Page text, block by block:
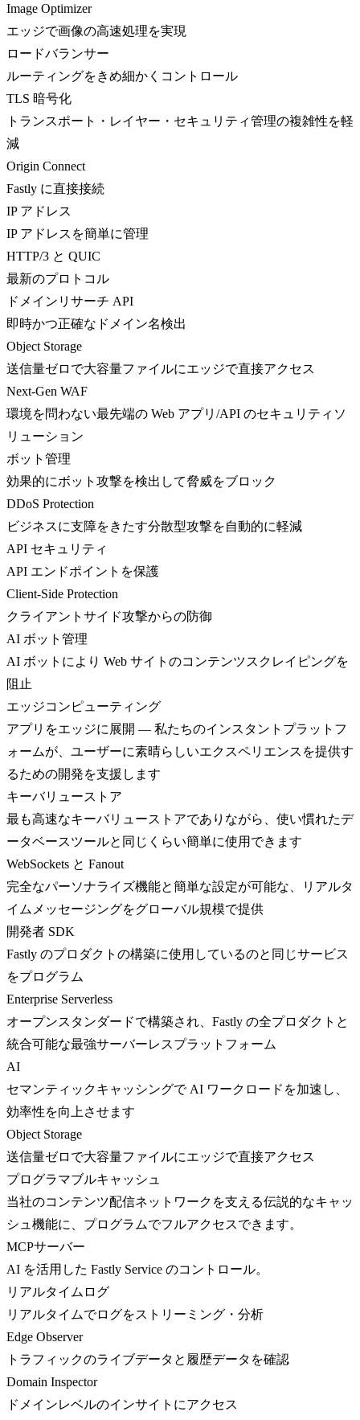
Image Optimizer
エッジで画像の高速処理を実現
ロードバランサー
ルーティングをきめ細かくコントロール
TLS 暗号化
トランスポート・レイヤー・セキュリティ管理の複雑性を軽
減
Origin Connect
Fastly に直接接続
IP アドレス
IP アドレスを簡単に管理
HTTP/3 と QUIC
最新のプロトコル
ドメインリサーチ API
即時かつ正確なドメイン名検出
Object Storage
送信量ゼロで大容量ファイルにエッジで直接アクセス
Next-Gen WAF
環境を問わない最先端の Web アプリ/API のセキュリティソ
リューション
ボット管理
効果的にボット攻撃を検出して脅威をブロック
DDoS Protection
ビジネスに支障をきたす分散型攻撃を自動的に軽減
API セキュリティ
API エンドポイントを保護
Client-Side Protection
クライアントサイド攻撃からの防御
AI ボット管理
AI ボットにより Web サイトのコンテンツスクレイピングを
阻止
エッジコンピューティング
アプリをエッジに展開 — 私たちのインスタントプラットフ
ォームが、ユーザーに素晴らしいエクスペリエンスを提供す
るための開発を支援します
キーバリューストア
最も高速なキーバリューストアでありながら、使い慣れたデ
ータベースツールと同じくらい簡単に使用できます
WebSockets と Fanout
完全なパーソナライズ機能と簡単な設定が可能な、リアルタ
イムメッセージングをグローバル規模で提供
開発者 SDK
Fastly のプロダクトの構築に使用しているのと同じサービス
をプログラム
Enterprise Serverless
オープンスタンダードで構築され、Fastly の全プロダクトと
統合可能な最強サーバーレスプラットフォーム
AI
セマンティックキャッシングで AI ワークロードを加速し、
効率性を向上させます
Object Storage
送信量ゼロで大容量ファイルにエッジで直接アクセス
プログラマブルキャッシュ
当社のコンテンツ配信ネットワークを支える伝説的なキャッ
シュ機能に、プログラムでフルアクセスできます。
MCPサーバー
AI を活用した Fastly Service のコントロール。
リアルタイムログ
リアルタイムでログをストリーミング・分析
Edge Observer
トラフィックのライブデータと履歴データを確認
Domain Inspector
ドメインレベルのインサイトにアクセス